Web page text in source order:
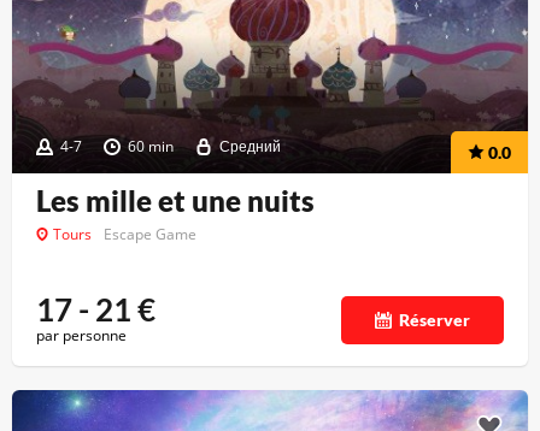
4-7 60 min Средний 0.0
Les mille et une nuits
Tours Escape Game
17 - 21€
par personne
Réserver